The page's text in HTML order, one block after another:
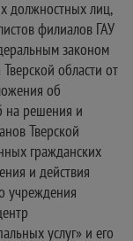
должностных лиц,
филиалов ГАУ
законом
области от
об
на решения и
Тверской
гражданских
и действия
учреждения
услуг» и его